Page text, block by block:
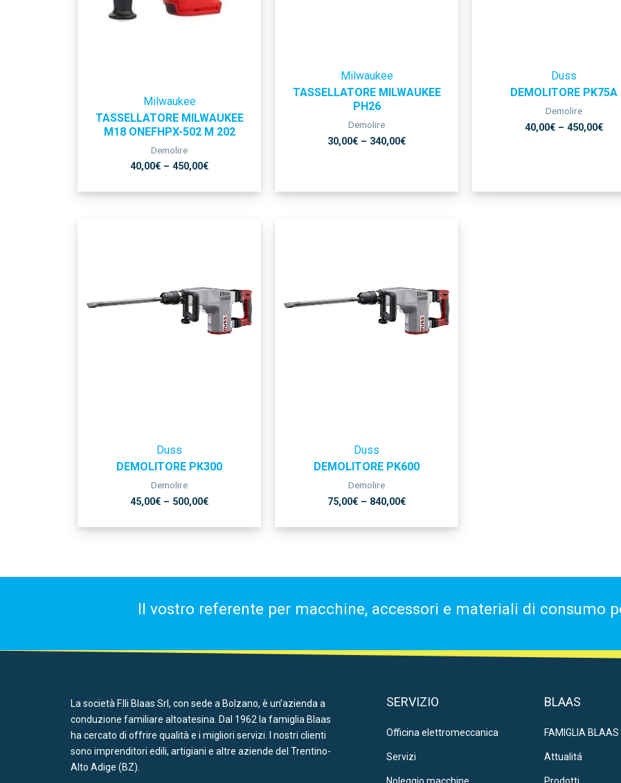
Milwaukee
TASSELLATORE MILWAUKEE
M18 ONEFHPX-502 M 202
Demolire
40,00€ – 450,00€
Milwaukee
TASSELLATORE MILWAUKEE
PH26
Demolire
30,00€ – 340,00€
Duss
DEMOLITORE PK75A
Demolire
40,00€ – 450,00€
Duss
DEMOLITORE PK300
Demolire
45,00€ – 500,00€
Duss
DEMOLITORE PK600
Demolire
75,00€ – 840,00€
Il vostro referente per macchine, accessori e materiali di consumo
La società F.lli Blaas Srl, con sede a Bolzano, è un’azienda a
conduzione familiare altoatesina. Dal 1962 la famiglia Blaas
ha cercato di offrire qualità e i migliori servizi. I nostri clienti
sono imprenditori edili, artigiani e altre aziende del Trentino-
Alto Adige (BZ).
SERVIZIO
Officina elettromeccanica
Servizi
BLAAS
FAMIGLIA BLAAS
Attualitá